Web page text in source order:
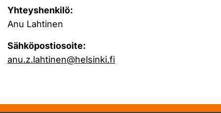
Yhteyshenkilö:
Anu Lahtinen
Sähköpostiosoite:
anu.z.lahtinen@helsinki.fi